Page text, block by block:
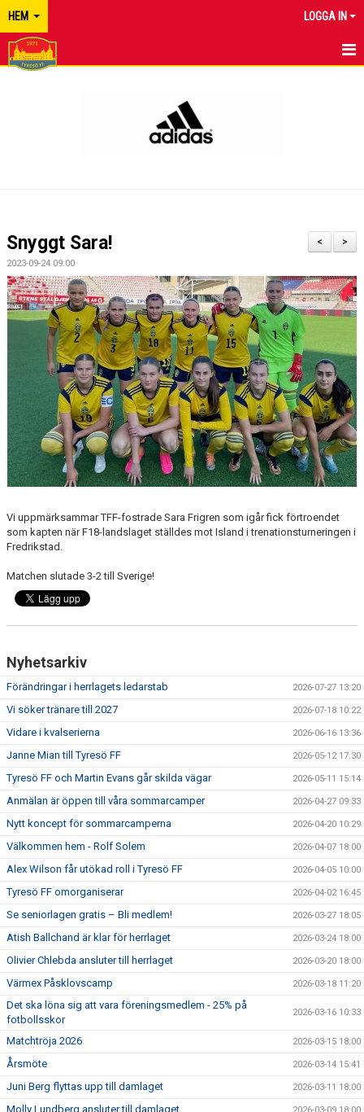
HEM LOGGA IN
>
<
Snyggt Sara!
2023-09-24 09:00
Vi uppmärksammar TFF-fostrade Sara Frigren som igår fick förtroendet
som kapten när F18-landslaget ställdes mot Island i trenationsturneringen i
Fredrikstad.
Matchen slutade 3-2 till Sverige!
Nyhetsarkiv
Förändringar i herrlagets ledarstab 2026-07-27 13:20
Vi söker tränare till 2027 2026-07-18 10:22
Vidare i kvalserierna 2026-06-16 13:36
Janne Mian till Tyresö FF 2026-05-12 17:30
Tyresö FF och Martin Evans går skilda vägar 2026-05-11 15:14
Anmälan är öppen till våra sommarcamper 2026-04-27 09:33
Nytt koncept för sommarcamperna 2026-04-20 10:29
Välkommen hem - Rolf Solem 2026-04-07 18:00
Alex Wilson får utökad roll i Tyresö FF 2026-04-05 10:00
Tyresö FF omorganiserar 2026-04-02 16:45
Se seniorlagen gratis – Bli medlem! 2026-03-27 18:05
Atish Ballchand är klar för herrlaget 2026-03-24 18:00
Olivier Chlebda ansluter till herrlaget 2026-03-20 18:00
Värmex Påsklovscamp 2026-03-18 11:20
Det ska löna sig att vara föreningsmedlem - 25% på
fotbollsskor
2026-03-16 10:33
Matchtröja 2026 2026-03-15 18:00
Årsmöte 2026-03-14 15:41
Juni Berg flyttas upp till damlaget 2026-03-11 18:00
Molly Lundberg ansluter till damlaget